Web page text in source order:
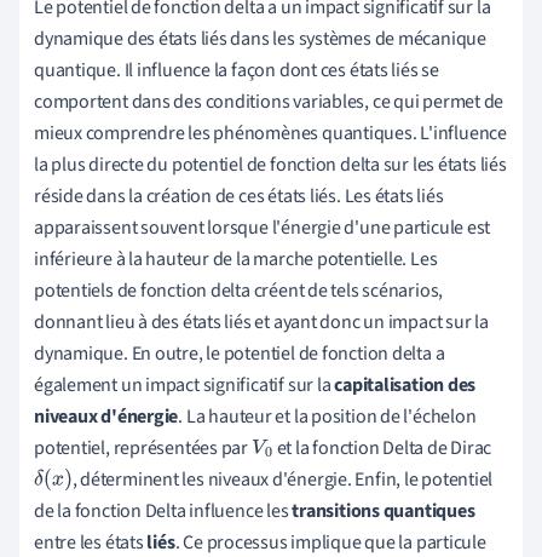
Le potentiel de fonction delta a un impact significatif sur la
dynamique des états liés dans les systèmes de mécanique
quantique. Il influence la façon dont ces états liés se
comportent dans des conditions variables, ce qui permet de
mieux comprendre les phénomènes quantiques. L'influence
la plus directe du potentiel de fonction delta sur les états liés
réside dans la création de ces états liés. Les états liés
apparaissent souvent lorsque l'énergie d'une particule est
inférieure à la hauteur de la marche potentielle. Les
potentiels de fonction delta créent de tels scénarios,
donnant lieu à des états liés et ayant donc un impact sur la
dynamique. En outre, le potentiel de fonction delta a
également un impact significatif sur lacapitalisation des
niveaux d'énergie. La hauteur et la position de l'échelon
potentiel, représentées par V0 et la fonction Delta de Dirac
δ(x) , déterminent les niveaux d'énergie. Enfin, le potentiel
de la fonction Delta influence lestransitions quantiques
entre les étatsliés. Ce processus implique que la particule